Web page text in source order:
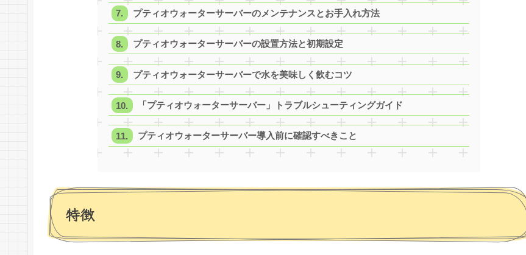
プティオウォーターサーバーのメンテナンスとお手入れ方法
プティオウォーターサーバーの設置方法と初期設定
プティオウォーターサーバーで水を美味しく飲むコツ
「プティオウォーターサーバー」トラブルシューティングガイド
プティオウォーターサーバー導入前に確認すべきこと
特徴